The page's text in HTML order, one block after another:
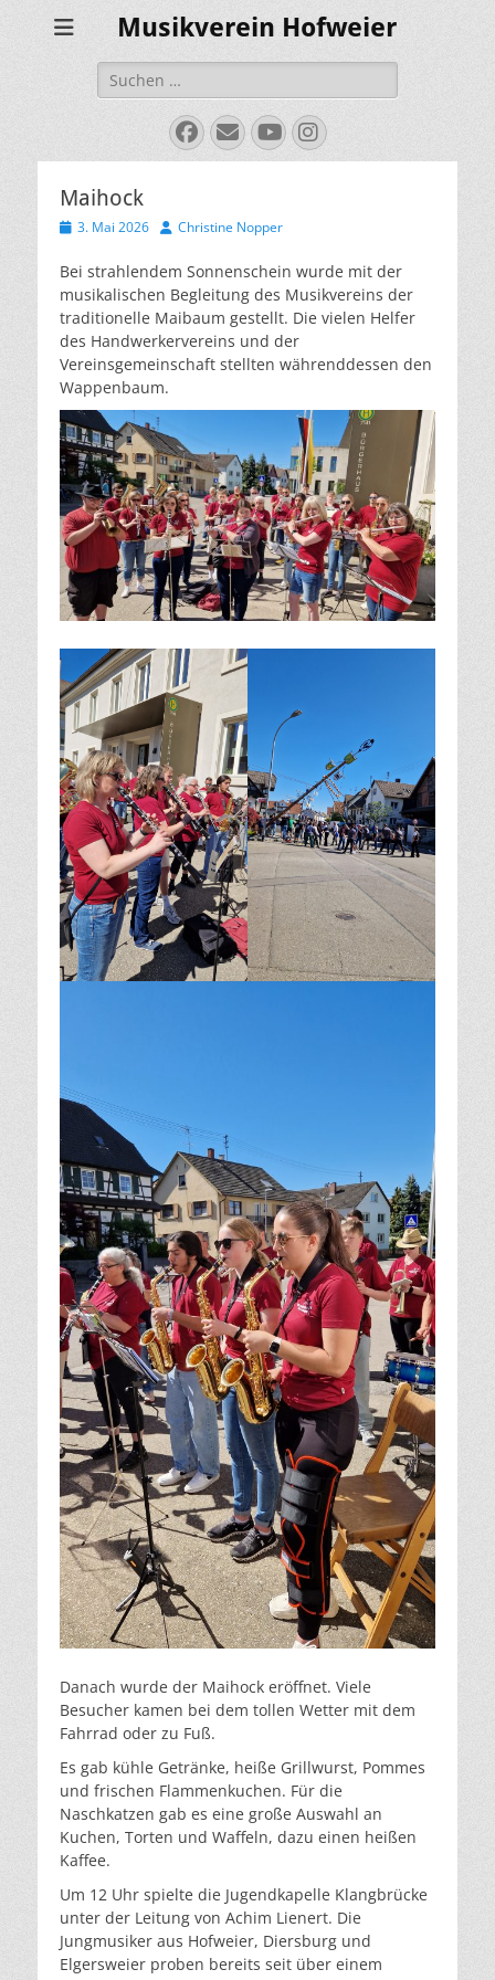
Musikverein Hofweier
Suchen
nach:
Facebook
E-
Mail
YouTube
Instagram
Maihock
Veröffentlicht
3. Mai 2026 AutorChristine Nopper
Bei strahlendem Sonnenschein wurde mit der
musikalischen Begleitung des Musikvereins der
traditionelle Maibaum gestellt. Die vielen Helfer
des Handwerkervereins und der
Vereinsgemeinschaft stellten währenddessen den
Wappenbaum.
Danach wurde der Maihock eröffnet. Viele
Besucher kamen bei dem tollen Wetter mit dem
Fahrrad oder zu Fuß.
Es gab kühle Getränke, heiße Grillwurst, Pommes
und frischen Flammenkuchen. Für die
Naschkatzen gab es eine große Auswahl an
Kuchen, Torten und Waffeln, dazu einen heißen
Kaffee.
Um 12 Uhr spielte die Jugendkapelle Klangbrücke
unter der Leitung von Achim Lienert. Die
Jungmusiker aus Hofweier, Diersburg und
Elgersweier proben bereits seit über einem